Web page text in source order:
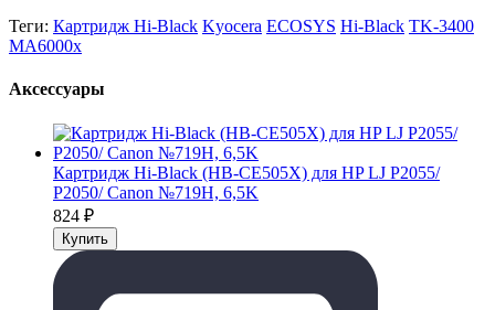
Теги: Картридж Hi-Black Kyocera ECOSYS Hi-Black TK-3400
MA6000x
Аксессуары
Картридж Hi-Black (HB-CE505X) для HP LJ P2055/
P2050/ Canon №719H, 6,5K
824 ₽